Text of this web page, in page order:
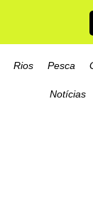
Rios Pesca
Notícias